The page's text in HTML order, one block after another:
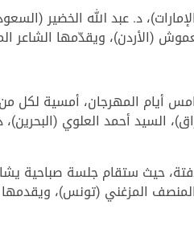
د. عبد الله الخضير
(الأردن)، ويقدّمها الشاعر
أيام المهرجان، أمسية لكل من
السيد أحمد العلوي
حيث ستقام جلسة صباحية
المنصف المزغني (تونس)،